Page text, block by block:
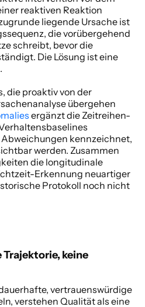
reaktiven Reaktion
liegende Ursache ist
die vorübergehend
schreibt, bevor die
Die Lösung ist eine
die proaktiv von der
übergehen
ergänzt die Zeitreihen-
kennzeichnet,
werden. Zusammen
die longitudinale
Erkennung neuartiger
Protokoll noch nicht
keine
vertrauenswürdige
verstehen Qualität als eine